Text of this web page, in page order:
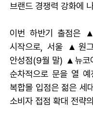
브랜드 경쟁력 강화에
이번 하반기 출점은
시작으로, 서울 ▲원
안성점(9월 말) ▲뉴코
순차적으로 문을 열 예
복합몰 입점은 젊은 세
소비자 접점 확대 전략